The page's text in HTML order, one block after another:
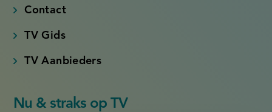
Contact
TV Gids
TV Aanbieders
Nu & straks op TV